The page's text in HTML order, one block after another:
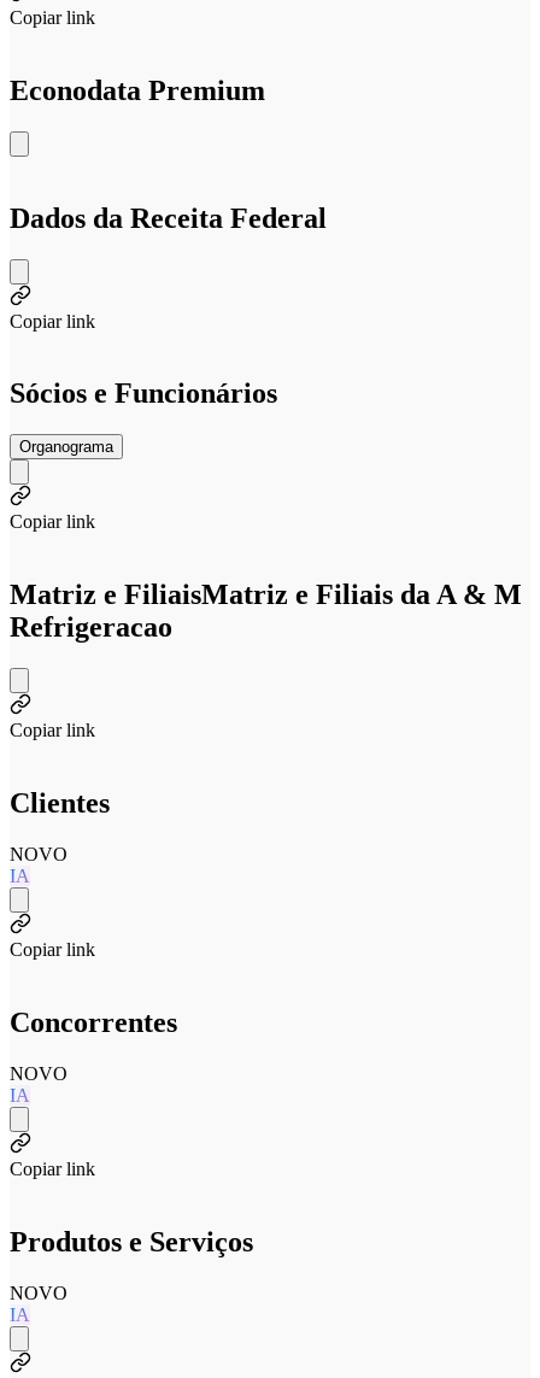
Copiar link
Econodata Premium
Dados da Receita Federal
Copiar link
Sócios e Funcionários
Organograma
Copiar link
Matriz e FiliaisMatriz e Filiais da A & M
Refrigeracao
Copiar link
Clientes
NOVO
IA
Copiar link
Concorrentes
NOVO
IA
Copiar link
Produtos e Serviços
NOVO
IA